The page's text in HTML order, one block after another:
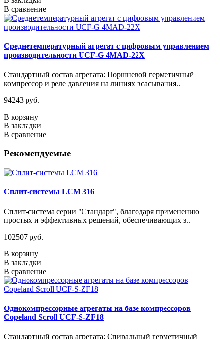
В сравнение
Среднетемпературный агрегат с цифровым управлением
производительности UCF-G 4МАD-22Х
Стандартный состав агрегата: Поршневой герметичный
компрессор и реле давления на линиях всасывания..
94243 руб.
В корзину
В закладки
В сравнение
Рекомендуемые
Сплит-системы LCM 316
Сплит-система серии "Стандарт", благодаря применению
простых и эффективных решений, обеспечивающих з..
102507 руб.
В корзину
В закладки
В сравнение
Однокомпрессорные агрегаты на базе компрессоров
Copeland Scroll UCF-S-ZF18
Стандартный состав агрегата: Спиральный герметичный